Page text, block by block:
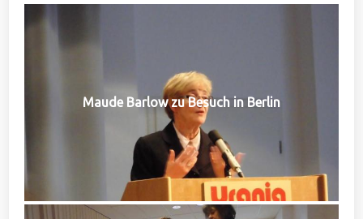
Maude Barlow zu Besuch in Berlin